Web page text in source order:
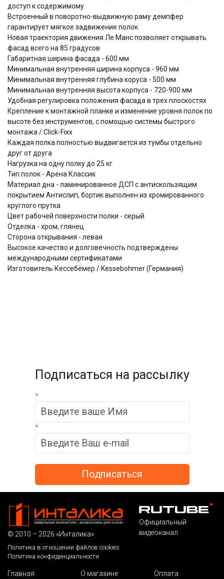
доступ к содержимому
Встроенный в поворотно-выдвижную раму демпфер
гарантирует мягкое задвижение полок
Новая траектория движения Ле Манс позволяет открывать
фасад всего на 85 градусов
Габаритная ширина фасада - 600 мм
Минимальная внутренняя ширина корпуса - 960 мм
Минимальная внутренняя глубина коруса - 500 мм
Минимальная внутренняя высота корпуса - 720-900 мм
Удобная регулировка положения фасада в трех плоскостях
Крепление к монтажной планке и изменение уровня полок по
высоте без инструментов, с помощью системы быстрого
монтажа / Click-Fixx
Каждая полка полностью выдвигается из тумбы отдельно
друг от друга
Нагрузка на одну полку до 25 кг
Тип полок - Арена Классик
Материал дна - ламинированное ДСП с антискользящим
покрытием Антислип, бортик выполнен из хромированного
круглого прутка
Цвет рабочей поверхности полки - серый
Отделка - хром, глянец
Сторона открывания - левая
Высокое качество и долговечность подтверждены
международными сертификатами
Изготовитель Кессебёмер / Kessebohmer (Германия)
Подписаться на рассылку
*
*
© 2010 – 2026 «Инталика»
Политика в отношении файлов cookies
Политика конфиденциальности
Официальный
видеоканал
Главная О магазине Оплата